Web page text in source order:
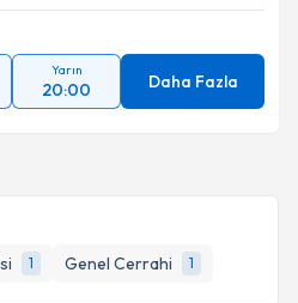
1 Genel Cerrahi 1
Yarın
20:00 Daha Fazla